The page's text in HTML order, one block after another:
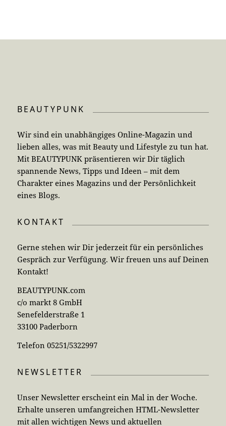
BEAUTYPUNK
Wir sind ein unabhängiges Online-Magazin und
lieben alles, was mit Beauty und Lifestyle zu tun hat.
Mit BEAUTYPUNK präsentieren wir Dir täglich
spannende News, Tipps und Ideen – mit dem
Charakter eines Magazins und der Persönlichkeit
eines Blogs.
KONTAKT
Gerne stehen wir Dir jederzeit für ein persönliches
Gespräch zur Verfügung. Wir freuen uns auf Deinen
Kontakt!
BEAUTYPUNK.com
c/o markt 8 GmbH
Senefelderstraße 1
33100 Paderborn
Telefon 05251/5322997
NEWSLETTER
Unser Newsletter erscheint ein Mal in der Woche.
Erhalte unseren umfangreichen HTML-Newsletter
mit allen wichtigen News und aktuellen